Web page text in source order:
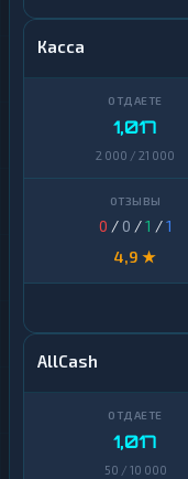
Касса
1,017
2 000 / 21 000
0 / 0 /1 /1
4,9 ★
AllCash
1,017
50 / 10 000